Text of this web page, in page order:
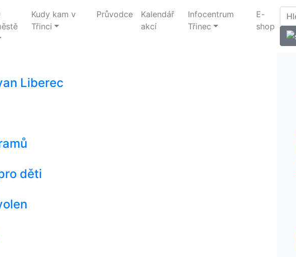
Kudy kam v
Třinci
Průvodce
Kalendář
akcí
Infocentrum
Třinec
E-
shop
Liberec
děti